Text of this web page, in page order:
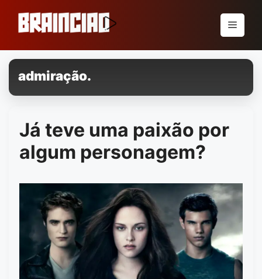
conteúdo
Menu
admiração.
Já teve uma paixão por
algum personagem?